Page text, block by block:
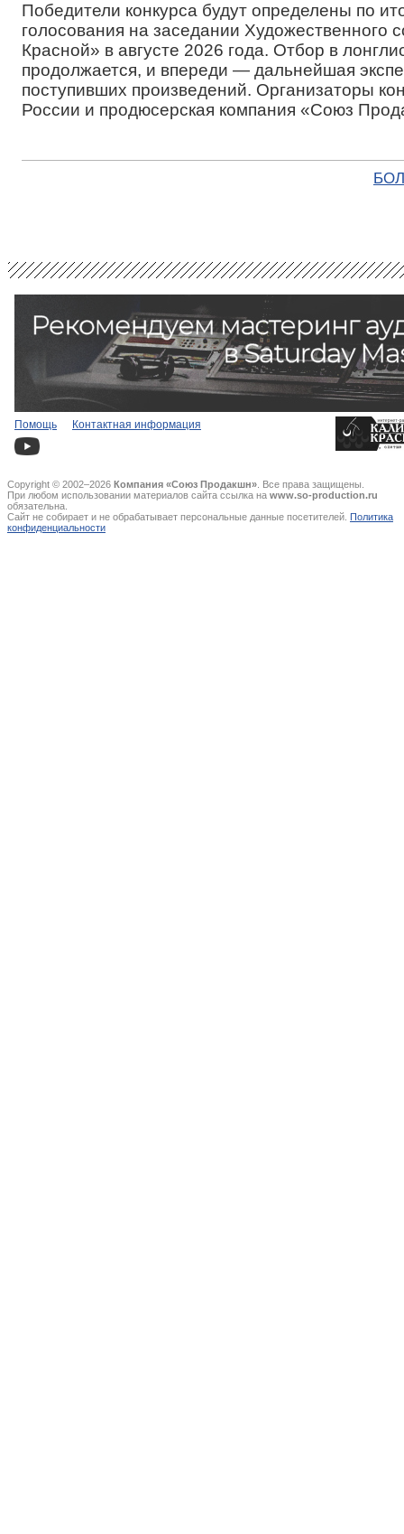
Победители конкурса будут определены по
голосования на заседании Художественного
Красной» в августе 2026 года. Отбор в
продолжается, и впереди — дальнейшая
поступивших произведений. Организаторы
России и продюсерская компания «Союз
Помощь Контактная информация
Copyright © 2002–2026 Компания «Союз Продакшн» . Все права защищены.
При любом использовании материалов сайта ссылка на www.so-production.ru
обязательна.
Сайт не собирает и не обрабатывает персональные данные посетителей. Политика
конфиденциальности